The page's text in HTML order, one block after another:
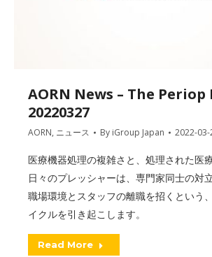
AORN News – The Periop
20220327
AORN, ニュース By iGroup Japan 2022-03-
医療機器処理の複雑さと、処理された医
日々のプレッシャーは、専門家同士の対
職場環境とスタッフの離職を招くという
イクルを引き起こします。
Read More